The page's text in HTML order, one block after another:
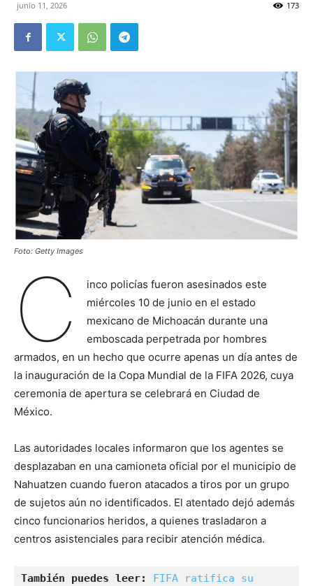
junio 11, 2026 173
Foto: Getty Images
C
inco policías fueron asesinados este
miércoles 10 de junio en el estado
mexicano de Michoacán durante una
emboscada perpetrada por hombres
armados, en un hecho que ocurre apenas un día antes de
la inauguración de la Copa Mundial de la FIFA 2026, cuya
ceremonia de apertura se celebrará en Ciudad de
México.
Las autoridades locales informaron que los agentes se
desplazaban en una camioneta oficial por el municipio de
Nahuatzen cuando fueron atacados a tiros por un grupo
de sujetos aún no identificados. El atentado dejó además
cinco funcionarios heridos, a quienes trasladaron a
centros asistenciales para recibir atención médica.
También puedes leer:
FIFA ratifica su